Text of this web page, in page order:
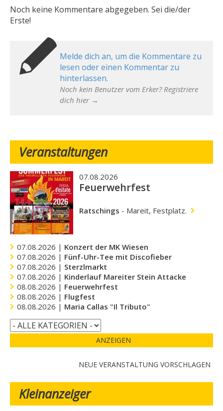
Noch keine Kommentare abgegeben. Sei die/der
Erste!
Melde dich an, um die Kommentare zu
lesen oder einen Kommentar zu
hinterlassen.
Noch kein Benutzer vom Erker? Registriere
dich hier →
Veranstaltungen
07.08.2026
Feuerwehrfest
Ratschings - Mareit, Festplatz.
07.08.2026 | Konzert der MK Wiesen
07.08.2026 | Fünf-Uhr-Tee mit Discofieber
07.08.2026 | Sterzlmarkt
07.08.2026 | Kinderlauf Mareiter Stein Attacke
08.08.2026 | Feuerwehrfest
08.08.2026 | Flugfest
08.08.2026 | Maria Callas "Il Tributo"
ANZEIGEN
NEUE VERANSTALTUNG VORSCHLAGEN
Kleinanzeiger